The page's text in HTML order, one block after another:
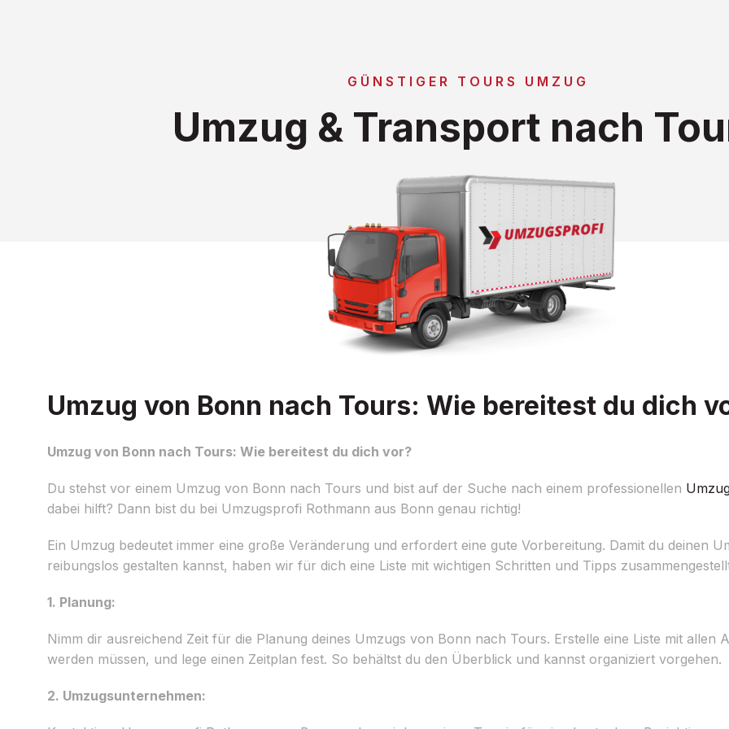
GÜNSTIGER TOURS UMZUG
Umzug & Transport nach
Umzug von Bonn nach Tours: Wie bereitest du dich
Umzug von Bonn nach Tours: Wie bereitest du dich vor?
Du stehst vor einem Umzug von Bonn nach Tours und bist auf der Suche nach einem professionellen
dabei hilft? Dann bist du bei Umzugsprofi Rothmann aus Bonn genau richtig!
Ein Umzug bedeutet immer eine große Veränderung und erfordert eine gute Vorbereitung. Damit du deinen
reibungslos gestalten kannst, haben wir für dich eine Liste mit wichtigen Schritten und Tipps
1. Planung:
Nimm dir ausreichend Zeit für die Planung deines Umzugs von Bonn nach Tours. Erstelle eine Liste mit allen
werden müssen, und lege einen Zeitplan fest. So behältst du den Überblick und kannst organiziert vorgehen.
2. Umzugsunternehmen: